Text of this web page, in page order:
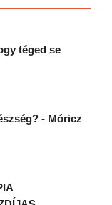
téged se
- Móricz